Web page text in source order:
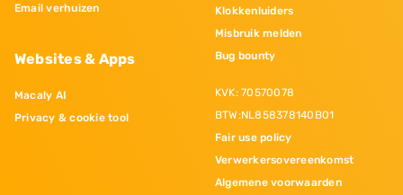
Email verhuizen
Websites & Apps
Macaly AI
Privacy & cookie tool
Klokkenluiders
Misbruik melden
Bug bounty
KVK: 70570078
BTW:NL858378140B01
Fair use policy
Verwerkersovereenkomst
Algemene voorwaarden